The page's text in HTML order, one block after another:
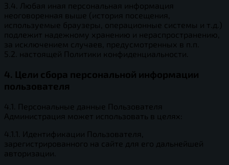
3.4. Любая иная персональная информация
неоговоренная выше (история посещения,
используемые браузеры, операционные системы и т.д.)
подлежит надежному хранению и нераспространению,
за исключением случаев, предусмотренных в п.п.
5.2. настоящей Политики конфиденциальности.
4. Цели сбора персональной информации
пользователя
4.1. Персональные данные Пользователя
Администрация может использовать в целях:
4.1.1. Идентификации Пользователя,
зарегистрированного на сайте для его дальнейшей
авторизации.